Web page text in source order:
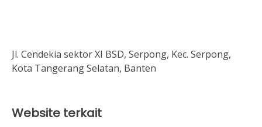
Jl. Cendekia sektor XI BSD, Serpong, Kec. Serpong,
Kota Tangerang Selatan, Banten
Website terkait